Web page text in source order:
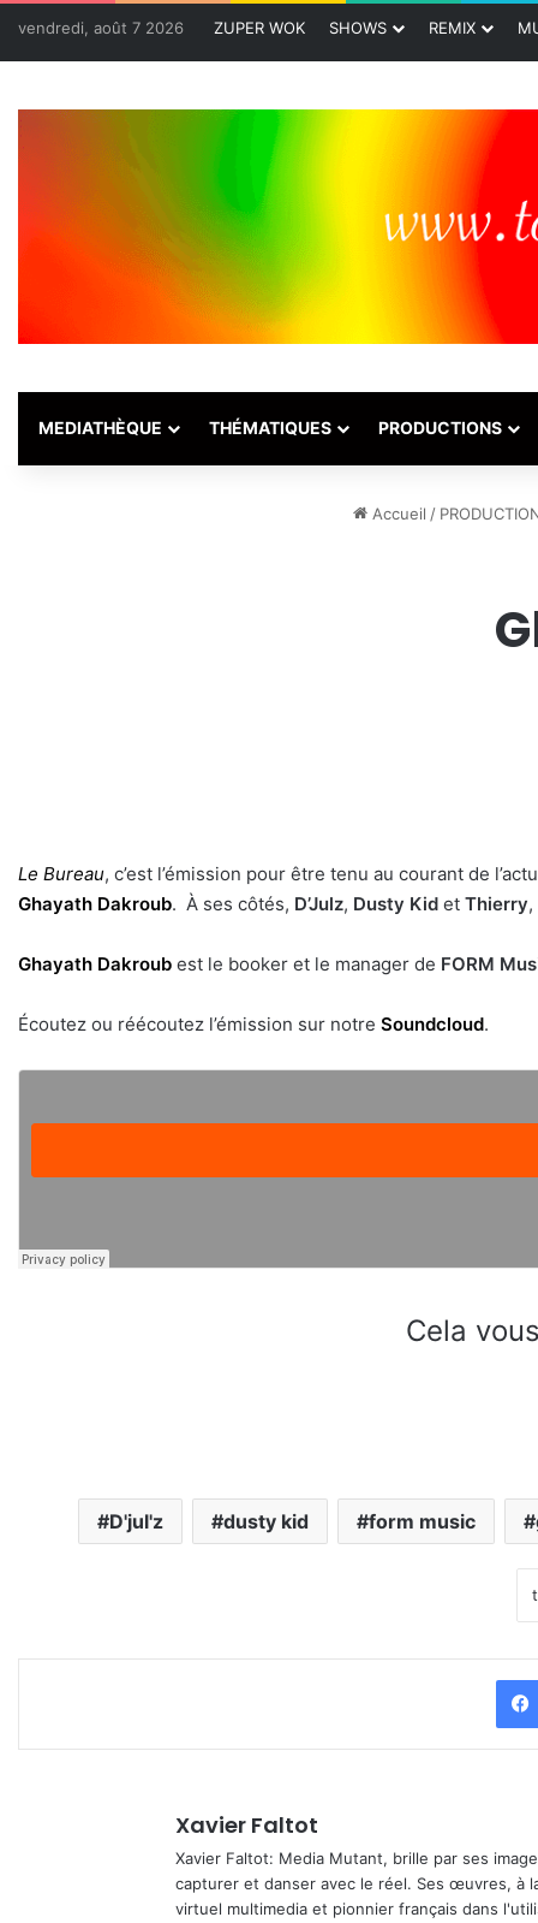
vendredi, août 7 2026 ZUPER WOK SHOWS REMIX
MEDIATHÈQUE THÉMATIQUES PRODUCTIONS
Accueil /
Le Bureau, c’est l’émission pour être tenu au courant de
Ghayath Dakroub. À ses côtés, D’Julz, Dusty Kid et Thierry
Ghayath Dakroub est le booker et le manager de FORM
Écoutez ou réécoutez l’émission sur notre Soundcloud.
Cela
D'jul'z dusty kid form music
Xavier Faltot
Xavier Faltot: Media Mutant, brille par ses
capturer et danser avec le réel. Ses œuvres, à
virtuel multimedia et pionnier français dans